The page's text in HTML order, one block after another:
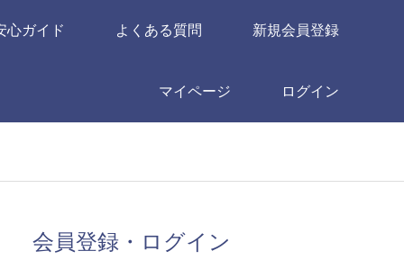
心ガイド よくある質問 新規会員登録
マイページ ログイン
会員登録・ログイン